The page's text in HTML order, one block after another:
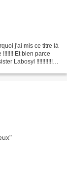
j'ai mis ce titre là
Et bien parce
Labosyl !!!!!!!!!!!!!